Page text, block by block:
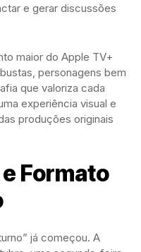
e gerar discussões
maior do Apple TV+
personagens bem
que valoriza cada
experiência visual e
produções originais
Formato
já começou. A